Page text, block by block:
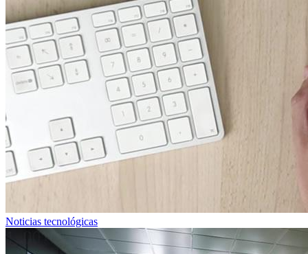
Noticias tecnológicas